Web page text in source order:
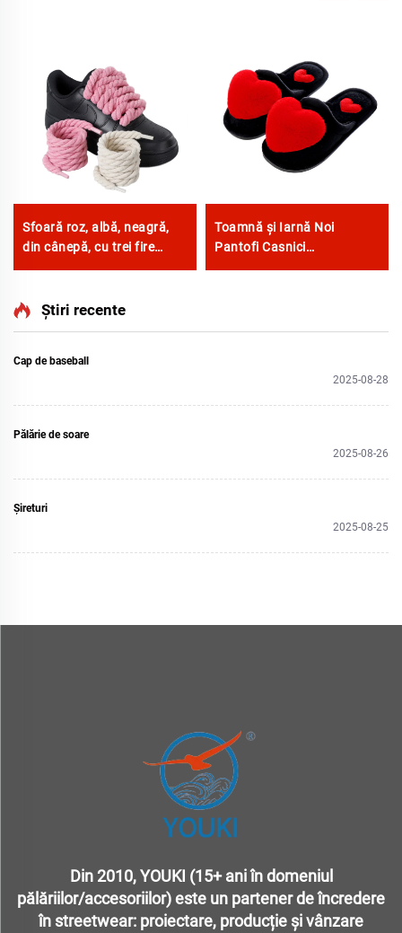
Sfoară roz, albă, neagră,
din cânepă, cu trei fire
rotund
Toamnă și Iarnă Noi
Pantofi Casnici
Știri recente
Cap de baseball
2025-08-28
Pălărie de soare
2025-08-26
Șireturi
2025-08-25
Din 2010, YOUKI (15+ ani în domeniul
pălăriilor/accesoriilor) este un partener de încredere
în streetwear: proiectare, producție și vânzare